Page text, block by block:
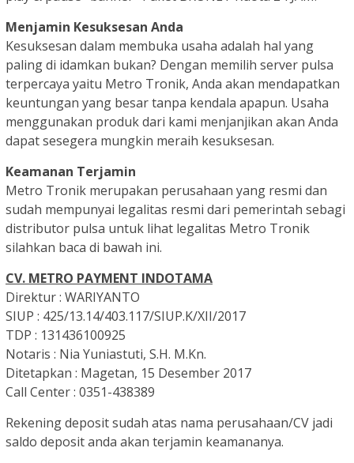
Menjamin Kesuksesan Anda
Kesuksesan dalam membuka usaha adalah hal yang
paling di idamkan bukan? Dengan memilih server pulsa
terpercaya yaitu Metro Tronik, Anda akan mendapatkan
keuntungan yang besar tanpa kendala apapun. Usaha
menggunakan produk dari kami menjanjikan akan Anda
dapat sesegera mungkin meraih kesuksesan.
Keamanan Terjamin
Metro Tronik merupakan perusahaan yang resmi dan
sudah mempunyai legalitas resmi dari pemerintah sebagi
distributor pulsa untuk lihat legalitas Metro Tronik
silahkan baca di bawah ini.
CV. METRO PAYMENT INDOTAMA
Direktur : WARIYANTO
SIUP : 425/13.14/403.117/SIUP.K/XII/2017
TDP : 131436100925
Notaris : Nia Yuniastuti, S.H. M.Kn.
Ditetapkan : Magetan, 15 Desember 2017
Call Center : 0351-438389
Rekening deposit sudah atas nama perusahaan/CV jadi
saldo deposit anda akan terjamin keamananya.